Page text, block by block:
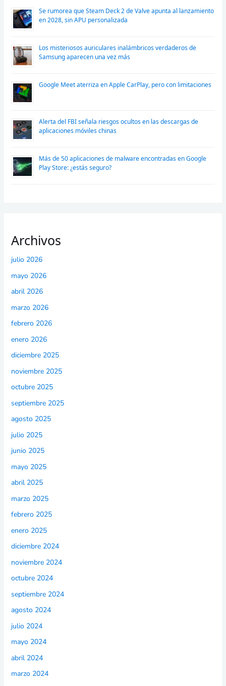
Se rumorea que Steam Deck 2 de Valve apunta al lanzamiento
en 2028, sin APU personalizada
Los misteriosos auriculares inalámbricos verdaderos de
Samsung aparecen una vez más
Google Meet aterriza en Apple CarPlay, pero con limitaciones
Alerta del FBI señala riesgos ocultos en las descargas de
aplicaciones móviles chinas
Más de 50 aplicaciones de malware encontradas en Google
Play Store: ¿estás seguro?
Archivos
julio 2026
mayo 2026
abril 2026
marzo 2026
febrero 2026
enero 2026
diciembre 2025
noviembre 2025
octubre 2025
septiembre 2025
agosto 2025
julio 2025
junio 2025
mayo 2025
abril 2025
marzo 2025
febrero 2025
enero 2025
diciembre 2024
noviembre 2024
octubre 2024
septiembre 2024
agosto 2024
julio 2024
mayo 2024
abril 2024
marzo 2024